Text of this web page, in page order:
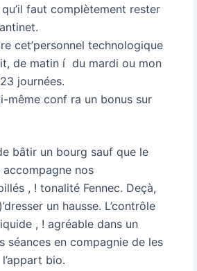
faut complètement rester
cet’personnel technologique
de matin í du mardi ou mon
journées.
même conf ra un bonus sur
bâtir un bourg sauf que le
nos
, ! tonalité Fennec. Deçà,
un hausse. L’contrôle
, ! agréable dans un
séances en compagnie de les
bio.